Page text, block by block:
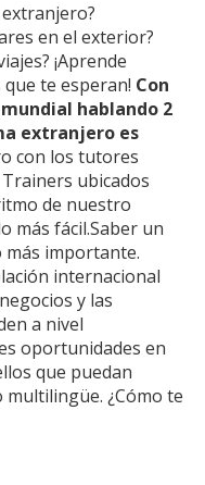
en el exterior?
¡Aprende
te esperan! Con
hablando 2
extranjero es
con los tutores
ubicados
de nuestro
más fácil.Saber un
más importante.
internacional
y las
a nivel
oportunidades en
que puedan
¿Cómo te